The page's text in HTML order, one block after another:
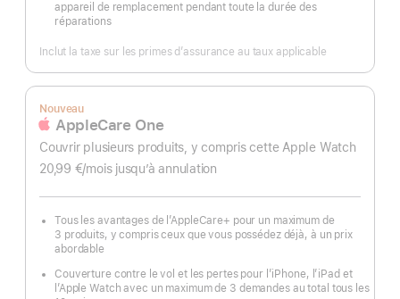
appareil de remplacement pendant toute la durée des
réparations
Inclut la taxe sur les primes d’assurance au taux applicable
Nouveau
AppleCare One
Couvrir plusieurs produits, y compris cette Apple Watch
20,99 €/moispar
jusqu’à annulation
Tous les avantages de l’AppleCare+ pour un maximum de
3 produits, y compris ceux que vous possédez déjà, à un prix
abordable
Couverture contre le vol et les pertes pour l’iPhone, l’iPad et
l’Apple Watch avec un maximum de 3 demandes au total tous les